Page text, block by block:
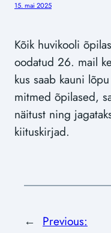
15. mai 2025
Kõik huvikooli
oodatud 26. mail
kus saab kauni
mitmed õpilased,
näitust ning
kiituskirjad.
← Previous: